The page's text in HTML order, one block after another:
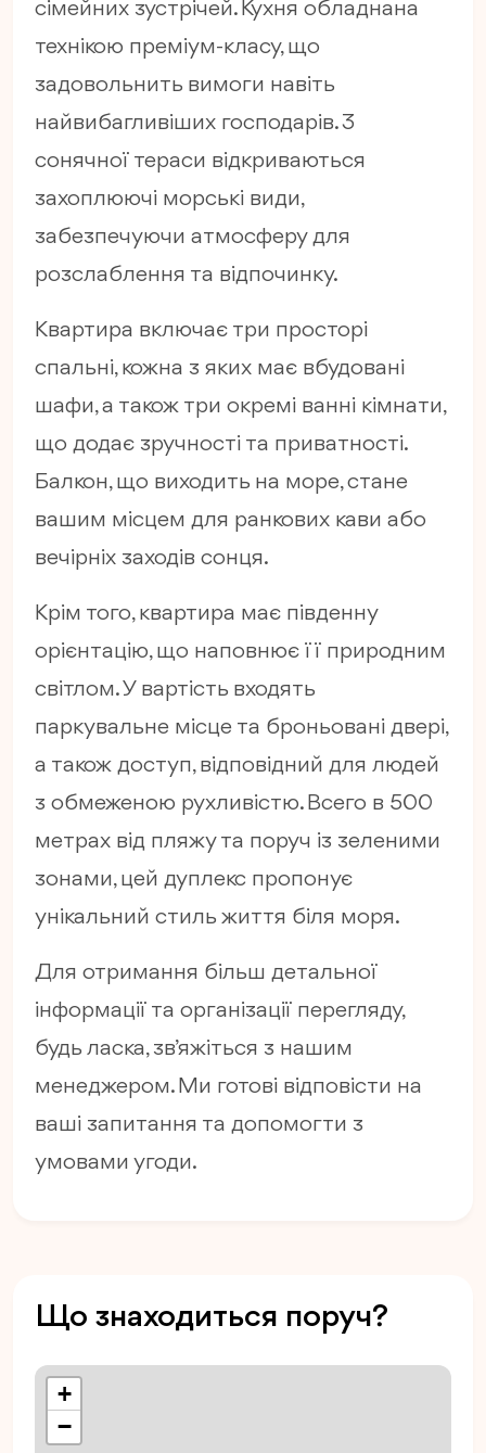
сімейних зустрічей. Кухня обладнана
технікою преміум-класу, що
задовольнить вимоги навіть
найвибагливіших господарів. З
сонячної тераси відкриваються
захоплюючі морські види,
забезпечуючи атмосферу для
розслаблення та відпочинку.
Квартира включає три просторі
спальні, кожна з яких має вбудовані
шафи, а також три окремі ванні кімнати,
що додає зручності та приватності.
Балкон, що виходить на море, стане
вашим місцем для ранкових кави або
вечірніх заходів сонця.
Крім того, квартира має південну
орієнтацію, що наповнює її природним
світлом. У вартість входять
паркувальне місце та броньовані двері,
а також доступ, відповідний для людей
з обмеженою рухливістю. Всего в 500
метрах від пляжу та поруч із зеленими
зонами, цей дуплекс пропонує
унікальний стиль життя біля моря.
Для отримання більш детальної
інформації та організації перегляду,
будь ласка, зв’яжіться з нашим
менеджером. Ми готові відповісти на
ваші запитання та допомогти з
умовами угоди.
Що знаходиться поруч?
+
−